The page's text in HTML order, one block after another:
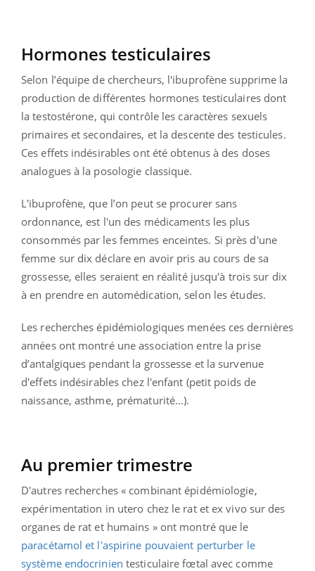
Hormones testiculaires
Selon l’équipe de chercheurs, l'ibuprofène supprime la
production de différentes hormones testiculaires dont
la testostérone, qui contrôle les caractères sexuels
primaires et secondaires, et la descente des testicules.
Ces effets indésirables ont été obtenus à des doses
analogues à la posologie classique.
L'ibuprofène, que l’on peut se procurer sans
ordonnance, est l'un des médicaments les plus
consommés par les femmes enceintes. Si près d'une
femme sur dix déclare en avoir pris au cours de sa
grossesse, elles seraient en réalité jusqu'à trois sur dix
à en prendre en automédication, selon les études.
Les recherches épidémiologiques menées ces dernières
années ont montré une association entre la prise
d’antalgiques pendant la grossesse et la survenue
d'effets indésirables chez l'enfant (petit poids de
naissance, asthme, prématurité…).
Au premier trimestre
D'autres recherches « combinant épidémiologie,
expérimentation in utero chez le rat et ex vivo sur des
organes de rat et humains » ont montré que le
paracétamol et l'aspirine pouvaient perturber le
système endocrinien testiculaire fœtal avec comme